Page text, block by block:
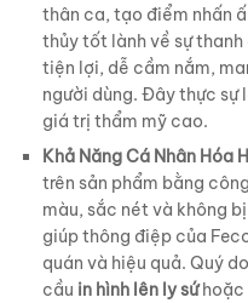
thân ca, tạo điểm nhấn
thủy tốt lành về sự
tiện lợi, dễ cầm nắm,
người dùng. Đây thực sự
giá trị thẩm mỹ cao.
Khả Năng Cá Nhân Hóa
trên sản phẩm bằng
màu, sắc nét và không
giúp thông điệp của
quán và hiệu quả. Quý
cầu in hình lên ly sứhoặc